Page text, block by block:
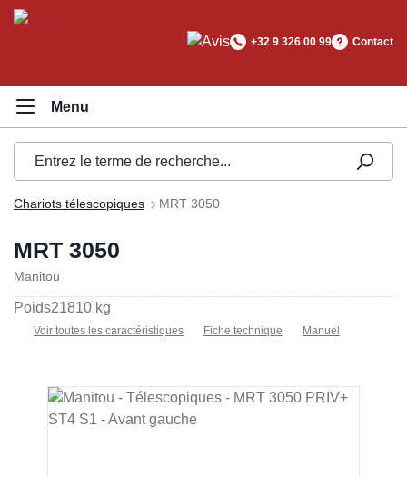
principal
+32 9 326 00 99 Contact
Chariots télescopiques MRT 3050
MRT 3050
Manitou
Poids21810 kg
Voir toutes les caractéristiques Fiche technique Manuel
Ignorer la galerie d'images